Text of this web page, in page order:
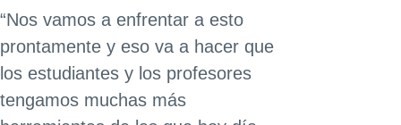
“Nos vamos a enfrentar a esto
prontamente y eso va a hacer que
los estudiantes y los profesores
tengamos muchas más